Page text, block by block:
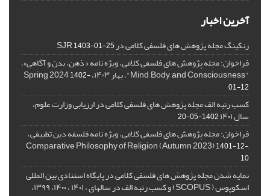
آخرین اخبار
رنکینگ مجله پژوهش های فلسفی کلامی در SJR1403-01-25
فراخوان: مجله پژوهش های فلسفی کلامی، ویژه نامه « ذهن، بدن و آگاهی»،
"Mind, Body, and Consciousness"، بهار ۱۴۰۳، Spring 2024
1402-
01-12
کسب رتبه الف مجله پژوهش های فلسفی کلامی در ارزیابی وزارت علوم،
سال ۱۴۰۱ 1402-05-20
فراخوان: مجله پژوهش های فلسفی کلامی، ویژه نامه فلسفه دین تطبیقی،
,Comparative Philosophy of Religion (Autumn 2023)
1401-12-
10
نمایه شدن مجله پژوهش های فلسفی کلامی در پایگاه استنادی بین المللی
اسکوپوس ( SCOPUS) و کسب رتبه الف در سالهای ، ۱۴۰۱ ، ۱۴۰۰، ۱۳۹۹،